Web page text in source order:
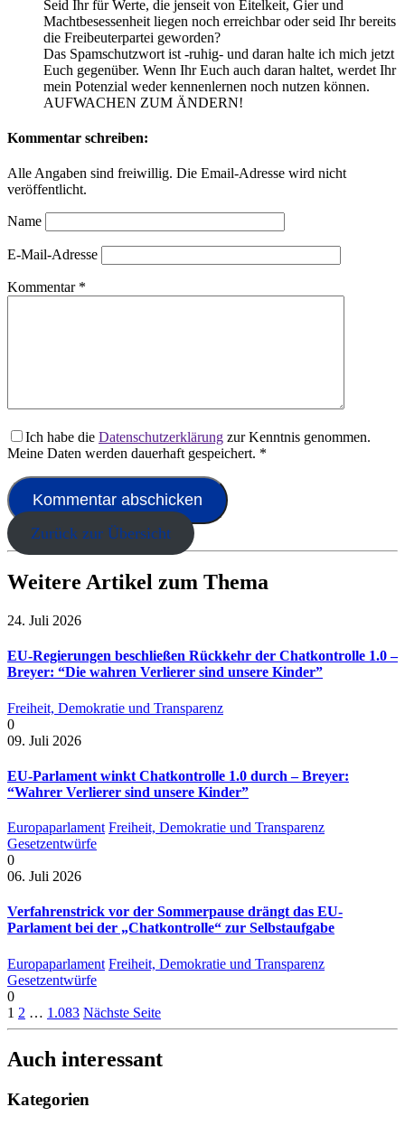
Seid Ihr für Werte, die jenseit von Eitelkeit, Gier und
Machtbesessenheit liegen noch erreichbar oder seid Ihr bereits
die Freibeuterpartei geworden?
Das Spamschutzwort ist -ruhig- und daran halte ich mich jetzt
Euch gegenüber. Wenn Ihr Euch auch daran haltet, werdet Ihr
mein Potenzial weder kennenlernen noch nutzen können.
AUFWACHEN ZUM ÄNDERN!
Kommentar schreiben:
Alle Angaben sind freiwillig. Die Email-Adresse wird nicht
veröffentlicht.
Name
E-Mail-Adresse
Kommentar *
Ich habe die Datenschutzerklärung zur Kenntnis genommen.
Meine Daten werden dauerhaft gespeichert. *
Zurück zur Übersicht
Weitere Artikel zum Thema
24. Juli 2026
EU-Regierungen beschließen Rückkehr der Chatkontrolle 1.0 –
Breyer: “Die wahren Verlierer sind unsere Kinder”
Freiheit, Demokratie und Transparenz
0
09. Juli 2026
EU-Parlament winkt Chatkontrolle 1.0 durch – Breyer:
“Wahrer Verlierer sind unsere Kinder”
Europaparlament Freiheit, Demokratie und Transparenz
Gesetzentwürfe
0
06. Juli 2026
Verfahrenstrick vor der Sommerpause drängt das EU-
Parlament bei der „Chatkontrolle“ zur Selbstaufgabe
Europaparlament Freiheit, Demokratie und Transparenz
Gesetzentwürfe
0
1 2 … 1.083 Nächste Seite
Auch interessant
Kategorien